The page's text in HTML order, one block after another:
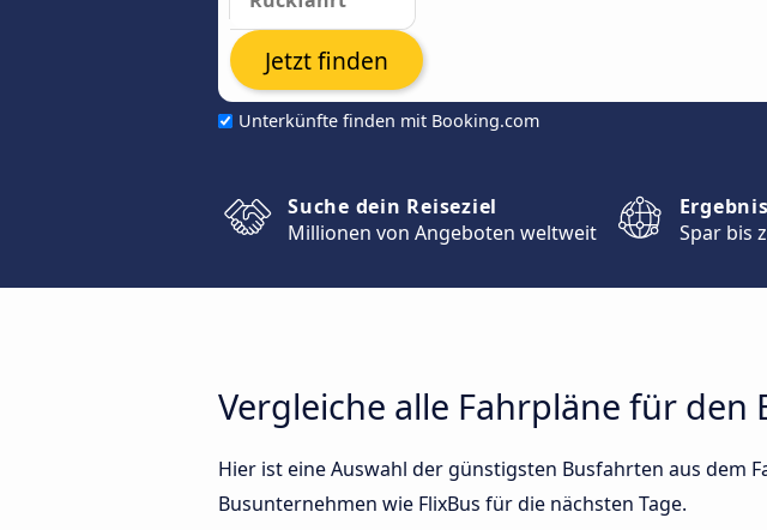
Unterkünfte finden mit Booking.com
Jetzt finden
Suche dein Reiseziel
Millionen von Angeboten weltweit
Spar bis
Vergleiche alle Fahrpläne für den
Hier ist eine Auswahl der günstigsten Busfahrten aus dem
Busunternehmen wie FlixBus für die nächsten Tage.